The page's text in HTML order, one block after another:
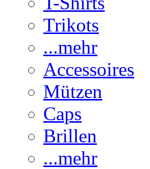
Trikots
...mehr
Accessoires
Mützen
Caps
Brillen
...mehr